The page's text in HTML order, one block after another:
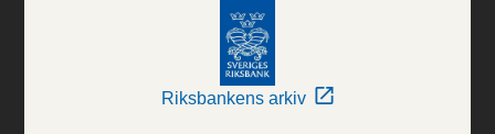
Riksbankens arkiv